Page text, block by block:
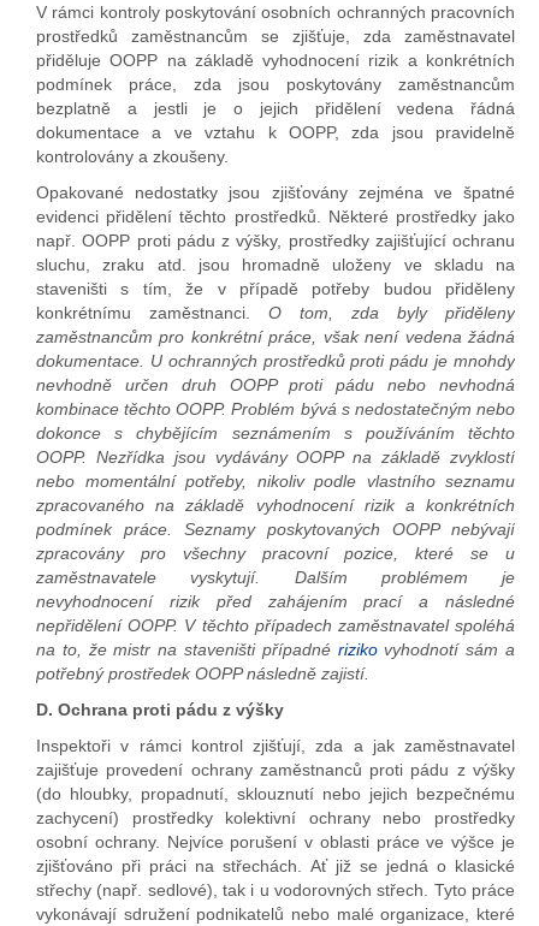
V rámci kontroly poskytování osobních ochranných pracovních
prostředků zaměstnancům se zjišťuje, zda zaměstnavatel
přiděluje OOPP na základě vyhodnocení rizik a konkrétních
podmínek práce, zda jsou poskytovány zaměstnancům
bezplatně a jestli je o jejich přidělení vedena řádná
dokumentace a ve vztahu k OOPP, zda jsou pravidelně
kontrolovány a zkoušeny.
Opakované nedostatky jsou zjišťovány zejména ve špatné
evidenci přidělení těchto prostředků. Některé prostředky jako
např. OOPP proti pádu z výšky, prostředky zajišťující ochranu
sluchu, zraku atd. jsou hromadně uloženy ve skladu na
staveništi s tím, že v případě potřeby budou přiděleny
konkrétnímu zaměstnanci. O tom, zda byly přiděleny
zaměstnancům pro konkrétní práce, však není vedena žádná
dokumentace. U ochranných prostředků proti pádu je mnohdy
nevhodně určen druh OOPP proti pádu nebo nevhodná
kombinace těchto OOPP. Problém bývá s nedostatečným nebo
dokonce s chybějícím seznámením s používáním těchto
OOPP. Nezřídka jsou vydávány OOPP na základě zvyklostí
nebo momentální potřeby, nikoliv podle vlastního seznamu
zpracovaného na základě vyhodnocení rizik a konkrétních
podmínek práce. Seznamy poskytovaných OOPP nebývají
zpracovány pro všechny pracovní pozice, které se u
zaměstnavatele vyskytují. Dalším problémem je
nevyhodnocení rizik před zahájením prací a následné
nepřidělení OOPP. V těchto případech zaměstnavatel spoléhá
na to, že mistr na staveništi případné rizikovyhodnotí sám a
potřebný prostředek OOPP následně zajistí.
D. Ochrana proti pádu z výšky
Inspektoři v rámci kontrol zjišťují, zda a jak zaměstnavatel
zajišťuje provedení ochrany zaměstnanců proti pádu z výšky
(do hloubky, propadnutí, sklouznutí nebo jejich bezpečnému
zachycení) prostředky kolektivní ochrany nebo prostředky
osobní ochrany. Nejvíce porušení v oblasti práce ve výšce je
zjišťováno při práci na střechách. Ať již se jedná o klasické
střechy (např. sedlové), tak i u vodorovných střech. Tyto práce
vykonávají sdružení podnikatelů nebo malé organizace, které